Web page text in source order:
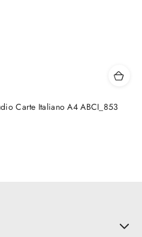
Carte Italiano A4 ABCI_853